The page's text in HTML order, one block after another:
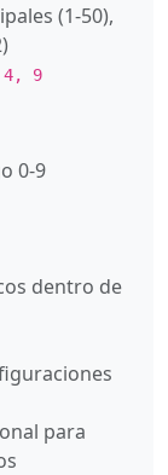
(1-50),
4, 9
0-9
dentro de
para